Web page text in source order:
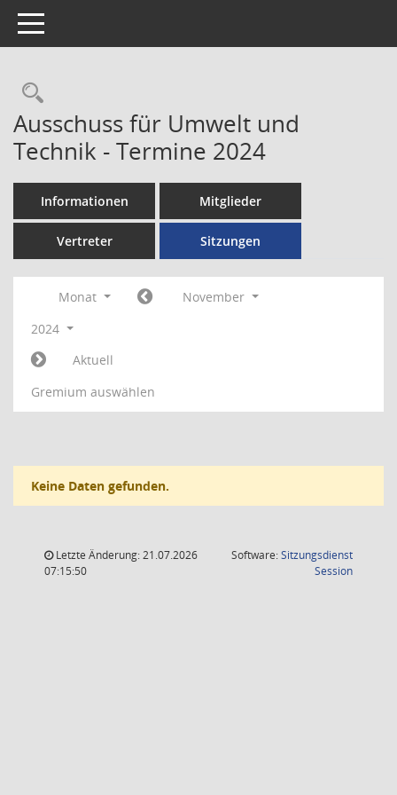
Toggle navigation
Rechercheauswahl
Ausschuss für Umwelt und
Technik - Termine 2024
Informationen Mitglieder
Vertreter Sitzungen
Monat
November
2024
Aktuell
Gremium auswählen
Keine Daten gefunden.
Letzte Änderung: 21.07.2026
07:15:50
Software:Sitzungsdienst
Session(Wird in